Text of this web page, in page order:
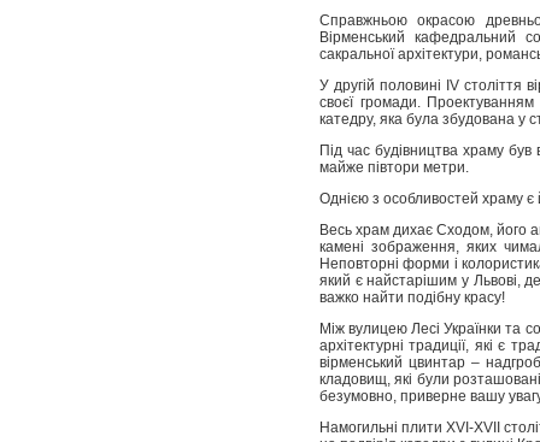
Справжньою окрасою
Вірменський кафедральний
сакральної архітектури,
У другій половині IV століття
своєї громади.
катедру, яка була збудована у
Під час будівництва храму
майже півтори метри.
Однією з особливостей храму є
Весь храм дихає Сходом, його
камені зображення, яких
Неповторні форми і
який є найстарішим у Львові,
важко найти подібну красу!
Між вулицею Лесі Українки та
архітектурні традиції, які є
вірменський цвинтар –
кладовищ, які були
безумовно, приверне вашу
Намогильні плити XVI-XVII